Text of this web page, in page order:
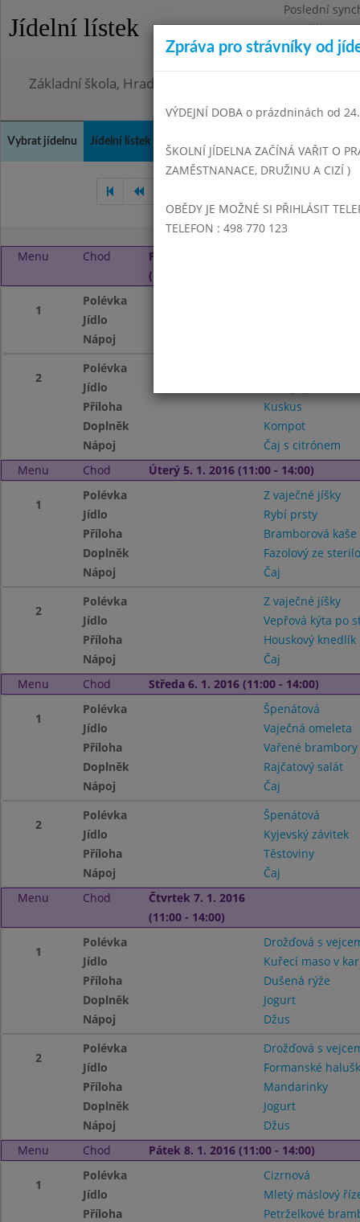
Jídelní lístek
Poslední
Pondělí
Omezení
Základní škola, Hradec Králové, Bezručova 1468
Vybrat jídelnu Jídelní lístek
Menu Chod
Pondělí 4. 1. 2016
(11:00 - 14:00)
1
Polévka
Jídlo
Nápoj
2
Polévka
Jídlo
Příloha
Kuskus
Doplněk
Kompot
Nápoj
Čaj s citrónem
Menu
Chod Úterý 5. 1. 2016 (11:00 - 14:00)
1
Polévka
Z vaječné jíšky
Jídlo
Rybí prsty
Příloha
Bramborová
Doplněk
Fazolový ze
Nápoj
Čaj
2
Polévka
Z vaječné jíšky
Jídlo
Vepřová kýta po
Příloha
Houskový knedlík
Nápoj
Čaj
Menu
Chod Středa 6. 1. 2016 (11:00 - 14:00)
1
Polévka
Špenátová
Jídlo
Vaječná omeleta
Příloha
Vařené
Doplněk
Rajčatový salát
Nápoj
Čaj
2
Polévka
Špenátová
Jídlo
Kyjevský závitek
Příloha
Těstoviny
Nápoj
Čaj
Menu
Chod
Čtvrtek 7. 1. 2016
(11:00 - 14:00)
1
Polévka
Drožďová s
Jídlo
Kuřecí maso v
Příloha
Dušená rýže
Doplněk
Jogurt
Nápoj
Džus
2
Polévka
Drožďová s
Jídlo
Formanské
Příloha
Mandarinky
Doplněk
Jogurt
Nápoj
Džus
Menu
Chod Pátek 8. 1. 2016 (11:00 - 14:00)
1
Polévka
Cizrnová
Jídlo
Mletý máslový
Příloha
Petrželkové
Zpráva pro strávníky od
VÝDEJNÍ DOBA o prázdninách od
ŠKOLNÍ JÍDELNA ZAČÍNÁ VAŘIT O
ZAMĚSTNANACE, DRUŽINU A CIZÍ )
OBĚDY JE MOŽNÉ SI PŘIHLÁSIT
TELEFON : 498 770 123